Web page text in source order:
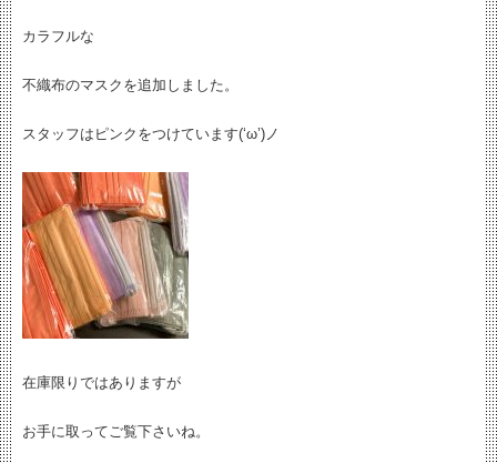
カラフルな
不織布のマスクを追加しました。
スタッフはピンクをつけています(‘ω’)ノ
在庫限りではありますが
お手に取ってご覧下さいね。